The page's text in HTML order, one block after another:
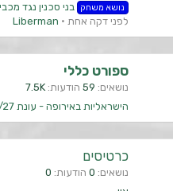
נושא משחק
בני סכנין נגד
לפני דקה אחת
Liberman
ספורט כללי
נושאים 59 הודעות 7.5K
הישראליות באירופה - עונת 26/27
כרטיסים
נושאים 0 הודעות 0